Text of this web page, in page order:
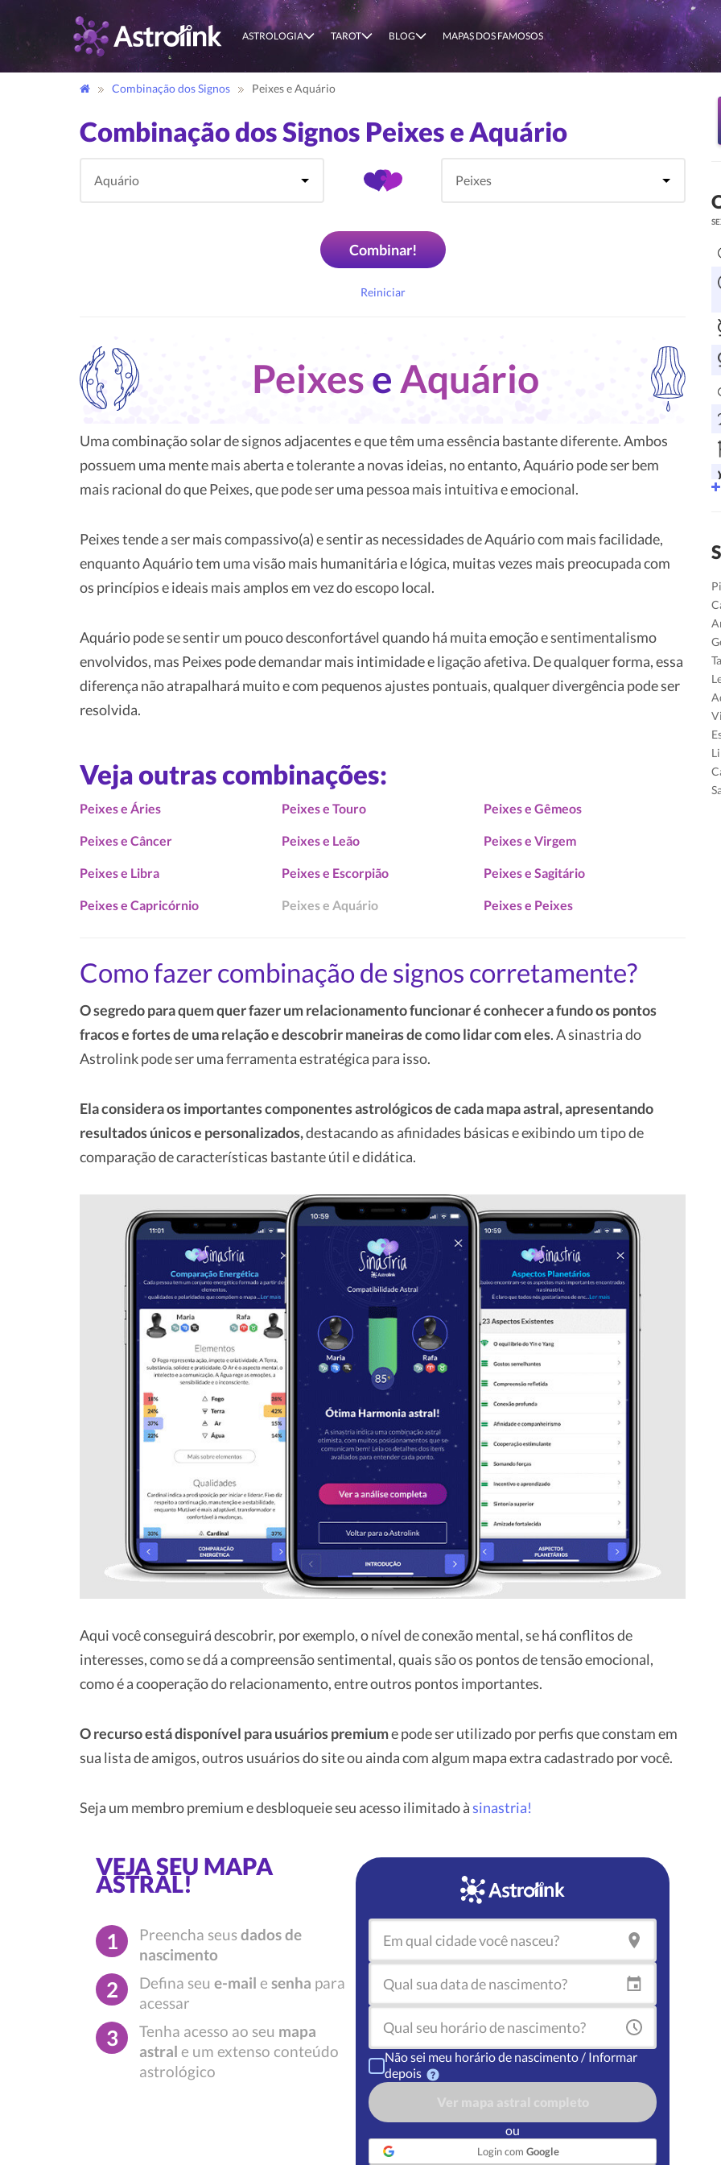
ASTROLOGIA TAROT BLOG MAPAS DOS FAMOSOS
Combinação dos Signos Peixes e Aquário
Combinação dos Signos Peixes e Aquário
Combinar!
Reiniciar
Peixese Aquário
Uma combinação solar de signos adjacentes e que têm uma essência bastante diferente. Ambos
possuem uma mente mais aberta e tolerante a novas ideias, no entanto, Aquário pode ser bem
mais racional do que Peixes, que pode ser uma pessoa mais intuitiva e emocional.
Peixes tende a ser mais compassivo(a) e sentir as necessidades de Aquário com mais facilidade,
enquanto Aquário tem uma visão mais humanitária e lógica, muitas vezes mais preocupada com
os princípios e ideais mais amplos em vez do escopo local.
Aquário pode se sentir um pouco desconfortável quando há muita emoção e sentimentalismo
envolvidos, mas Peixes pode demandar mais intimidade e ligação afetiva. De qualquer forma, essa
diferença não atrapalhará muito e com pequenos ajustes pontuais, qualquer divergência pode ser
resolvida.
Veja outras combinações:
Peixes e Áries Peixes e Touro Peixes e Gêmeos
Peixes e Câncer Peixes e Leão Peixes e Virgem
Peixes e Libra Peixes e Escorpião Peixes e Sagitário
Peixes e Capricórnio Peixes e Aquário Peixes e Peixes
Como fazer combinação de signos corretamente?
O segredo para quem quer fazer um relacionamento funcionar é conhecer a fundo os pontos
fracos e fortes de uma relação e descobrir maneiras de como lidar com eles. A sinastria do
Astrolink pode ser uma ferramenta estratégica para isso.
Ela considera os importantes componentes astrológicos de cada mapa astral, apresentando
resultados únicos e personalizados,destacando as afinidades básicas e exibindo um tipo de
comparação de características bastante útil e didática.
Aqui você conseguirá descobrir, por exemplo, o nível de conexão mental, se há conflitos de
interesses, como se dá a compreensão sentimental, quais são os pontos de tensão emocional,
como é a cooperação do relacionamento, entre outros pontos importantes.
O recurso está disponível para usuários premiume pode ser utilizado por perfis que constam em
sua lista de amigos, outros usuários do site ou ainda com algum mapa extra cadastrado por você.
Seja um membro premium e desbloqueie seu acesso ilimitado àsinastria!
VEJA SEU MAPA
ASTRAL!
1 Preencha seusdados de
nascimento
2 Defina seu e-mail e senha para
acessar
3 Tenha acesso ao seu mapa
astral e um extenso conteúdo
astrológico
Não sei meu horário de nascimento / Informar
depois
ou
Login com Google